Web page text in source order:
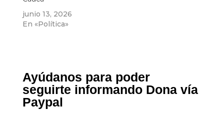
junio 13, 2026
En «Política»
Ayúdanos para poder
seguirte informando Dona vía
Paypal